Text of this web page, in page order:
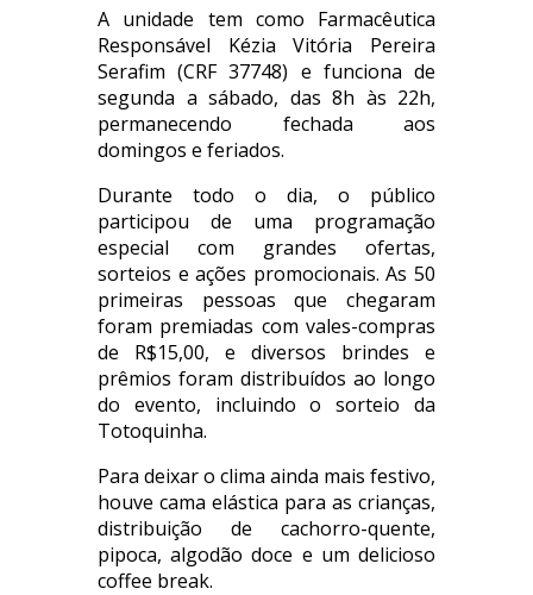
A unidade tem como Farmacêutica
Responsável Kézia Vitória Pereira
Serafim (CRF 37748) e funciona de
segunda a sábado, das 8h às 22h,
permanecendo fechada aos
domingos e feriados.
Durante todo o dia, o público
participou de uma programação
especial com grandes ofertas,
sorteios e ações promocionais. As 50
primeiras pessoas que chegaram
foram premiadas com vales-compras
de R$15,00, e diversos brindes e
prêmios foram distribuídos ao longo
do evento, incluindo o sorteio da
Totoquinha.
Para deixar o clima ainda mais festivo,
houve cama elástica para as crianças,
distribuição de cachorro-quente,
pipoca, algodão doce e um delicioso
coffee break.